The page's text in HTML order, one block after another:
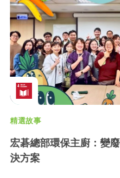
精選故事
宏碁總部環保主廚：變
決方案